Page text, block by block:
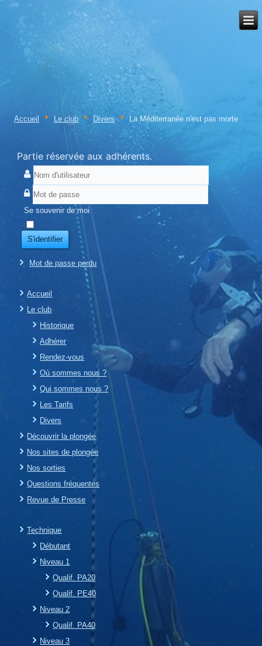
Accueil Le club Divers La Méditerranée n'est pas morte
Partie réservée aux adhérents.
Se souvenir de moi
S'identifier
Mot de passe perdu
Accueil
Le club
Historique
Adhérer
Rendez-vous
Où sommes nous ?
Qui sommes nous ?
Les Tarifs
Divers
Découvrir la plongée
Nos sites de plongée
Nos sorties
Questions fréquentes
Revue de Presse
Technique
Débutant
Niveau 1
Qualif. PA20
Qualif. PE40
Niveau 2
Qualif. PA40
Niveau 3